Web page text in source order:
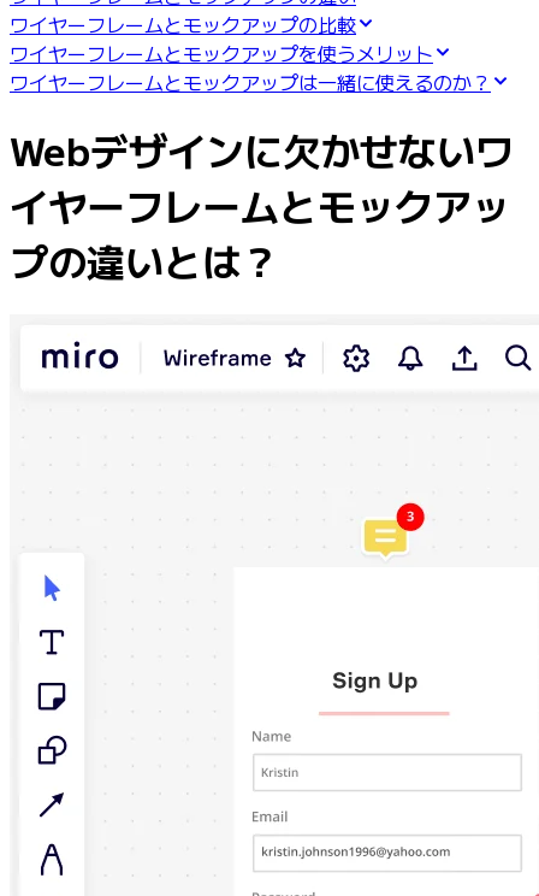
組織づくり
ソリューション
企業規模別
中小企業
ベンチャー
業界別
デジタル
専門サービス
製造
製薬とライフサイエンス
製品部門の統括と運営
業務運営
マーケティング
IT
戦略的イニシアティブ別
Product OS
AI トランスフォーメーション
働き方変革
社内デジタル環境
顧客体験とサービスのデザイン
クラウドとソフトウェアの変革
リソース
ワイヤーフレームとモックアップの比較
ワイヤーフレームとモックアップを使うメリット
ワイヤーフレームとモックアップは一緒に使えるのか？
Webデザインに欠かせないワ
イヤーフレームとモックアッ
プの違いとは？